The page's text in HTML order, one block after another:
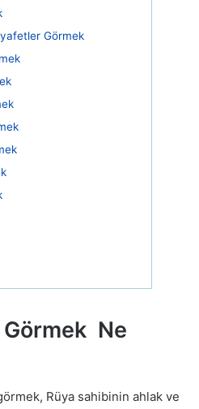
Görmek
Ne
Rüya sahibinin ahlak ve